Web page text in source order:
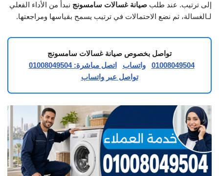
إلى ترتيب. عند طلب صيانة غسالات سامسونج نبدأ من الأداء الفعلي
لـالغسالة، ثم نضع الاحتمالات في ترتيب يسمح بقياسها ومراجعتها.
تواصل بخصوص صيانة غسالات سامسونج
01008049504
واتساب
اتصل مباشرة: 01008049504
تواصل عبر واتساب